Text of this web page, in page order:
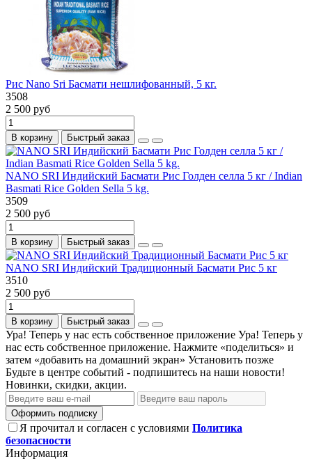
Рис Nano Sri Басмати нешлифованный, 5 кг.
3508
2 500 руб
В корзину Быстрый заказ
NANO SRI Индийский Басмати Рис Голден селла 5 кг / Indian
Basmati Rice Golden Sella 5 kg.
3509
2 500 руб
В корзину Быстрый заказ
NANO SRI Индийский Традиционный Басмати Рис 5 кг
3510
2 500 руб
В корзину Быстрый заказ
Ура! Теперь у нас есть собственное приложение Ура! Теперь у
нас есть собственное приложение. Нажмите «поделиться» и
затем «добавить на домашний экран» Установить позже
Будьте в центре событий - подпишитесь на наши новости!
Новинки, скидки, акции.
Оформить подписку
Я прочитал и согласен с условиями Политика
безопасности
Информация